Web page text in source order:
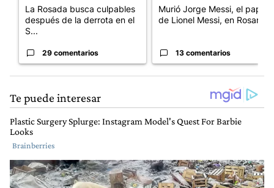
La Rosada busca culpables
después de la derrota en el
S...
29 comentarios
Murió Jorge Messi, el papá
de Lionel Messi, en Rosario
13 comentarios